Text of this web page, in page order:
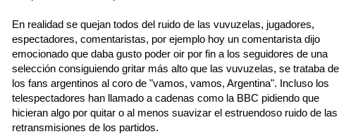
En realidad se quejan todos del ruido de las vuvuzelas, jugadores,
espectadores, comentaristas, por ejemplo hoy un comentarista dijo
emocionado que daba gusto poder oir por fin a los seguidores de una
selección consiguiendo gritar más alto que las vuvuzelas, se trataba de
los fans argentinos al coro de "vamos, vamos, Argentina". Incluso los
telespectadores han llamado a cadenas como la BBC pidiendo que
hicieran algo por quitar o al menos suavizar el estruendoso ruido de las
retransmisiones de los partidos.